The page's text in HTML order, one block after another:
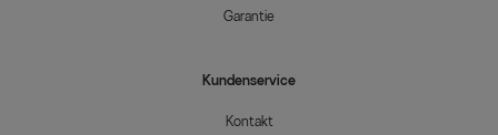
Garantie
Kundenservice
Kontakt